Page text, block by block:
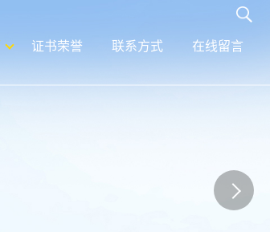
证书荣誉 联系方式 在线留言